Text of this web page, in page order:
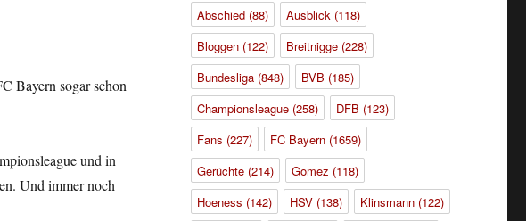
Bayern sogar schon
und in
Und immer noch
Abschied(88) Ausblick(118)
Bloggen(122) Breitnigge(228)
Bundesliga(848) BVB (185)
Championsleague(258) DFB (123)
Fans (227) FC Bayern(1659)
Gerüchte(214) Gomez (118)
Hoeness (142) HSV(138) Klinsmann(122)